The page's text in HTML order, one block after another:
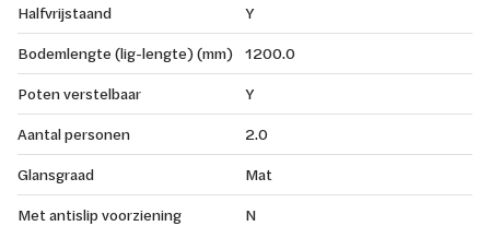
Halfvrijstaand
Y
Bodemlengte (lig-lengte) (mm) 1200.0
Poten verstelbaar
Y
Aantal personen
2.0
Glansgraad
Mat
Met antislip voorziening
N